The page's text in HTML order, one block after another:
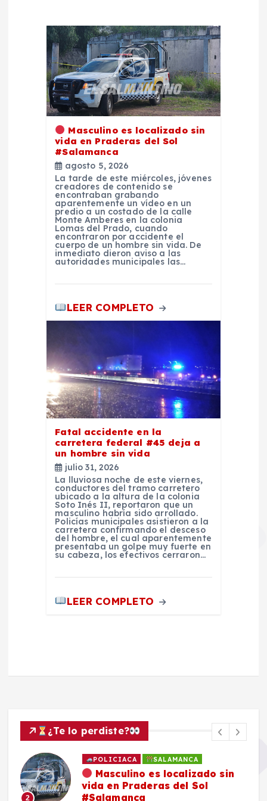
Masculino es localizado sin
vida en Praderas del Sol
#Salamanca
agosto 5, 2026
La tarde de este miércoles, jóvenes
creadores de contenido se
encontraban grabando
aparentemente un vídeo en un
predio a un costado de la calle
Monte Amberes en la colonia
Lomas del Prado, cuando
encontraron por accidente el
cuerpo de un hombre sin vida. De
inmediato dieron aviso a las
autoridades municipales las…
LEER COMPLETO
Fatal accidente en la
carretera federal #45 deja a
un hombre sin vida
julio 31, 2026
La lluviosa noche de este viernes,
conductores del tramo carretero
ubicado a la altura de la colonia
Soto Inés II, reportaron que un
masculino habría sido arrollado.
Policías municipales asistieron a la
carretera confirmando el desceso
del hombre, el cual aparentemente
presentaba un golpe muy fuerte en
su cabeza, los efectivos cerraron…
LEER COMPLETO
¿Te lo perdiste?
2
POLICIACA SALAMANCA
Masculino es localizado sin
vida en Praderas del Sol
#Salamanca